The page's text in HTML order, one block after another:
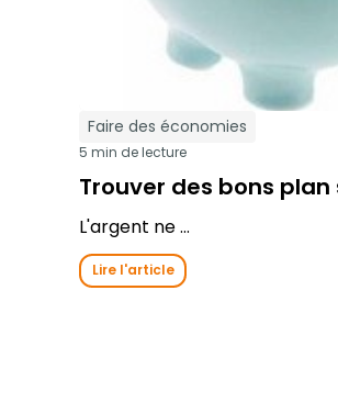
Faire des économies
5 min de lecture
Trouver des bons
L'argent ne ...
Lire l'article